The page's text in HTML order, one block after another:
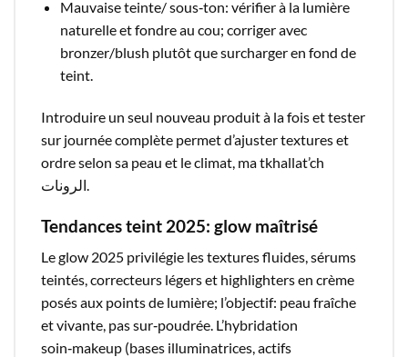
Mauvaise teinte/ sous‑ton: vérifier à la lumière
naturelle et fondre au cou; corriger avec
bronzer/blush plutôt que surcharger en fond de
teint.​
Introduire un seul nouveau produit à la fois et tester
sur journée complète permet d’ajuster textures et
ordre selon sa peau et le climat, ma tkhallat’ch
الرونات.​
Tendancesteint 2025: glow maîtrisé
Le glow 2025 privilégie les textures fluides, sérums
teintés, correcteurs légers et highlighters en crème
posés aux points de lumière; l’objectif: peau fraîche
et vivante, pas sur‑poudrée. L’hybridation
soin‑makeup (bases illuminatrices, actifs